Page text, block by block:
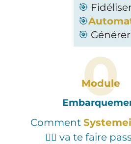
🎯
🎯
🎯
Module
0
Comment
🦸‍♀️ va te faire